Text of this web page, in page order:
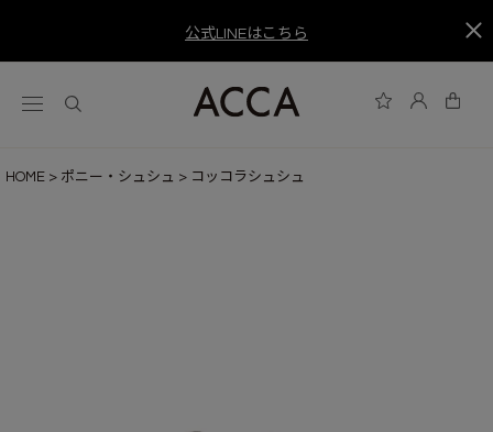
公式LINEはこちら
HOME ポニー・シュシュ コッコラシュシュ